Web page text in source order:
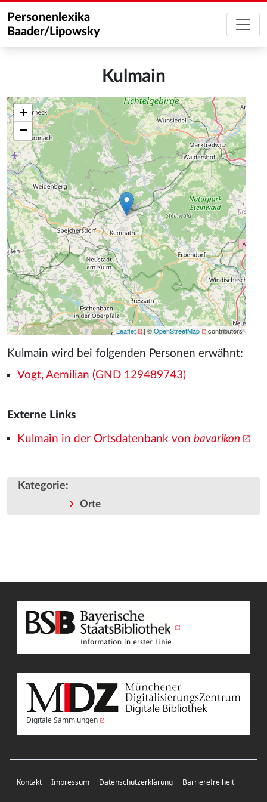
Personenlexika
Baader/Lipowsky
Kulmain
+
−
Leaflet | ©OpenStreetMap contributors
Kulmain wird bei folgenden Personen erwähnt:
Vogt, Aemilian (GND 129489743)
Externe Links
Kulmain in der Ortsdatenbank von bavarikon
Kategorie:
Orte
Digitale Sammlungen
Kontakt Impressum Datenschutzerklärung Barrierefreiheit